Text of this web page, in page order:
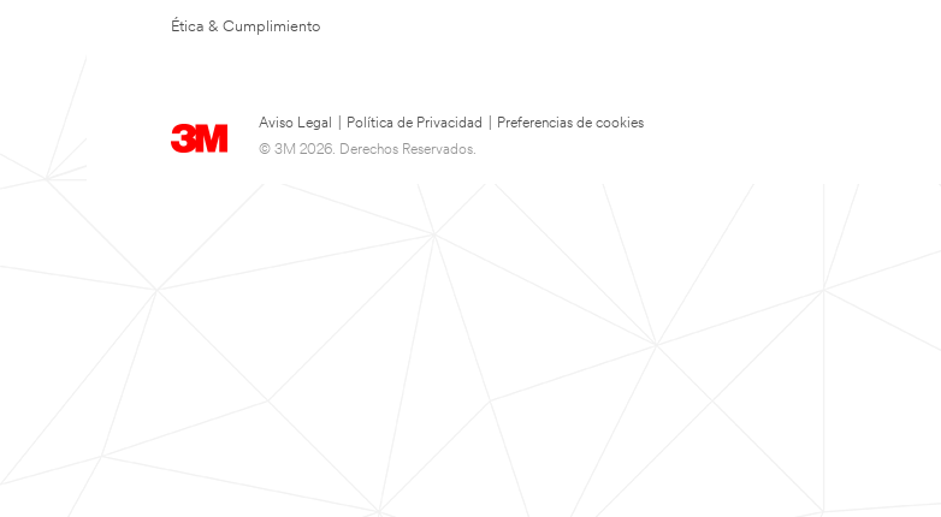
Ética & Cumplimiento
Aviso Legal Política de Privacidad
Preferencias de cookies
© 3M 2026. Derechos Reservados.